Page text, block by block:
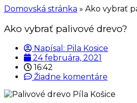
Domovská stránka » Ako vybrať
Ako vybrať palivové drevo?
Napísal: Pila Kosice
24 februára, 2021
16:42
Žiadne komentáre